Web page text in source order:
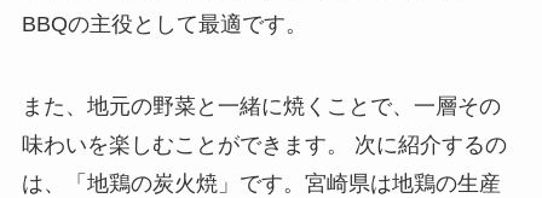
BBQの主役として最適です。
また、地元の野菜と一緒に焼くことで、一層その
味わいを楽しむことができます。 次に紹介するの
は、「地鶏の炭火焼」です。宮崎県は地鶏の生産